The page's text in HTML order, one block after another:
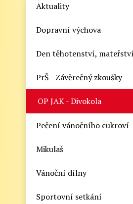
Aktuality
Dopravní výchova
Den těhotenství,
PrŠ - Závěrečný zkoušky
OP JAK - Divokola
Pečení vánočního cukroví
Mikulaš
Vánoční dílny
Sportovní setkání